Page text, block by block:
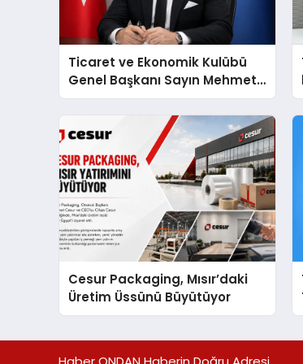
Ticaret ve Ekonomik Kulübü
Genel Başkanı Sayın Mehmet
Ulutaş, ekonomiye dair yaptığı
açıklamada şunları kaydetti:
Cesur Packaging, Mısır’daki
Üretim Üssünü Büyütüyor